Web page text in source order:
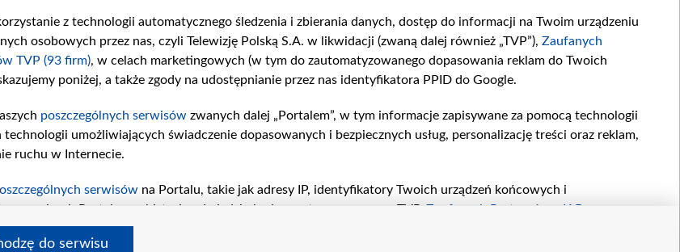
z technologii automatycznego śledzenia i zbierania danych, dostęp do informacji na Twoim urządzeniu
osobowych przez nas, czyli Telewizję Polską S.A. w likwidacji (zwaną dalej również „TVP”), Zaufanych
TVP (93 firm), w celach marketingowych (w tym do zautomatyzowanego dopasowania reklam do Twoich
poniżej, a także zgody na udostępnianie przez nas identyfikatora PPID do Google.
poszczególnych serwisów zwanych dalej „Portalem”, w tym informacje zapisywane za pomocą technologii
umożliwiających świadczenie dopasowanych i bezpiecznych usług, personalizację treści oraz reklam,
ruchu w Internecie.
serwisów na Portalu, takie jak adresy IP, identyfikatory Twoich urządzeń końcowych i
Portalu czy historia odwiedzin będą przetwarzane przez TVP, Zaufanych Partnerów z IAB
celów i funkcji: przechowywania informacji na urządzeniu lub dostęp do nich, wyboru podstawowych reklam,
reklam, tworzenia profilu spersonalizowanych treści, wyboru spersonalizowanych treści, pomiaru
do serwisu